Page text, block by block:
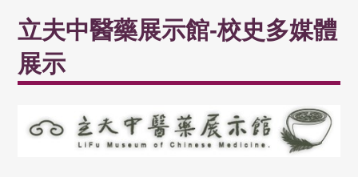
立夫中醫藥展示館-校史多媒體
展示